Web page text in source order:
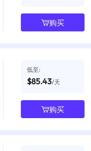
购买
低至:
$85.43/天
购买